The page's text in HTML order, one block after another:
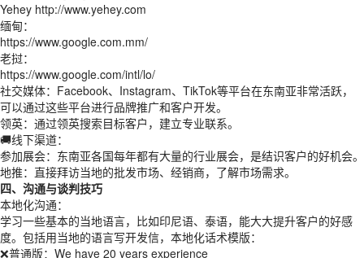
Yehey http://www.yehey.com
缅甸：
https://www.google.com.mm/
老挝：
https://www.google.com/intl/lo/
社交媒体：Facebook、Instagram、TikTok等平台在东南亚非常活跃，
可以通过这些平台进行品牌推广和客户开发。
领英：通过领英搜索目标客户，建立专业联系。
🚚线下渠道：
参加展会：东南亚各国每年都有大量的行业展会，是结识客户的好机会。
地推：直接拜访当地的批发市场、经销商，了解市场需求。
四、沟通与谈判技巧
本地化沟通：
学习一些基本的当地语言，比如印尼语、泰语，能大大提升客户的好感
度。包括用当地的语言写开发信，本地化话术模版：
❌普通版：We have 20 years experience